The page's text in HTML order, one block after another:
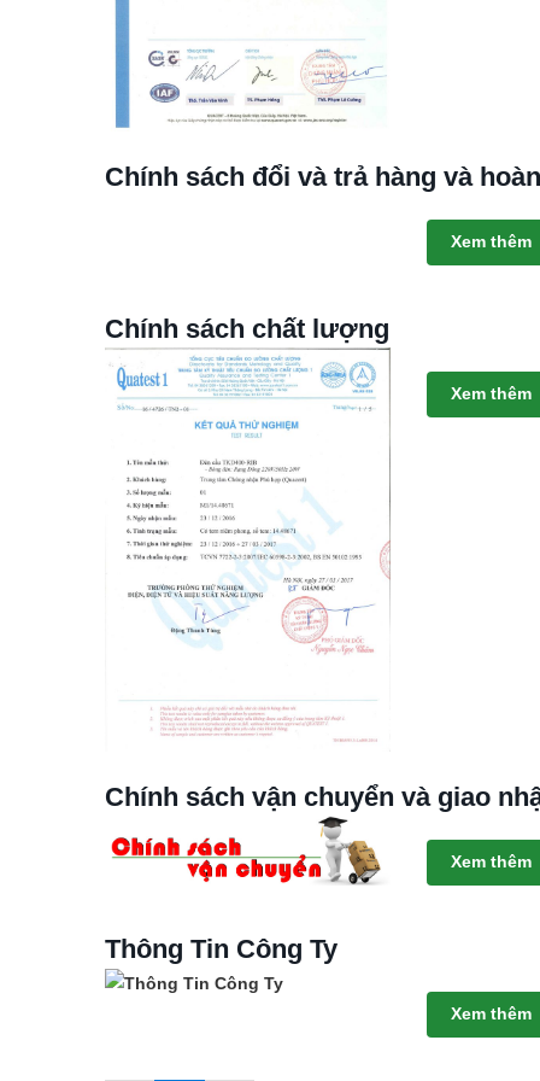
Chính sách đổi và trả hàng và
Xem thêm
Chính sách chất lượng
Xem thêm
Chính sách vận chuyển và giao
Xem thêm
Thông Tin Công Ty
Xem thêm